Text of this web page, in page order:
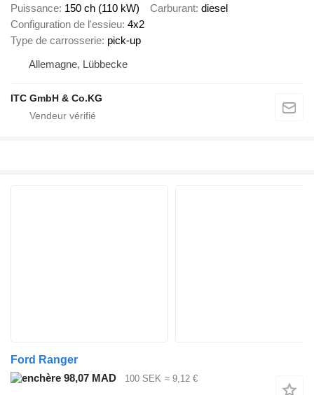
Puissance 150 ch (110 kW) Carburant diesel
Configuration de l'essieu 4x2
Type de carrosserie pick-up
Allemagne, Lübbecke
ITC GmbH & Co.KG
Ford Ranger
98,07 MAD
100 SEK ≈ 9,12 €